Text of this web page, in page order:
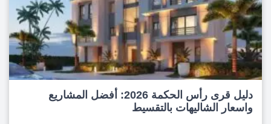
دليل قرى رأس الحكمة 2026: أفضل المشاريع
واسعار الشاليهات بالتقسيط